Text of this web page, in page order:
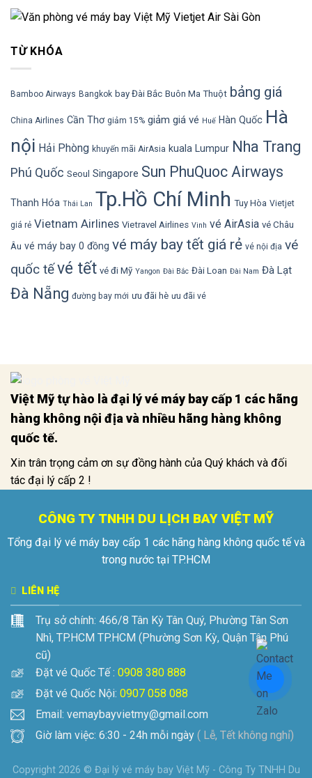
TỪ KHÓA
Bamboo Airways Bangkok bay Đài Bắc Buôn Ma Thuột bảng giá
China Airlines Cần Thơ giảm 15% giảm giá vé Huế Hàn Quốc Hà
nội Hải Phòng khuyến mãi AirAsia kuala Lumpur Nha Trang
Phú Quốc Seoul Singapore Sun PhuQuoc Airways
Thanh Hóa Thái Lan Tp.Hồ Chí Minh Tuy Hòa Vietjet
giá rẻ Vietnam Airlines Vietravel Airlines Vinh vé AirAsia vé Châu
Âu vé máy bay 0 đồng vé máy bay tết giá rẻ vé nội địa vé
quốc tếvé tết vé đi Mỹ Yangon Đài Bắc Đài Loan Đài Nam Đà Lạt
Đà Nẵng đường bay mới ưu đãi hè ưu đãi vé
Việt Mỹ tự hào là đại lý vé máy bay cấp 1 các hãng
hàng không nội địa và nhiều hãng hàng không
quốc tế.
Xin trân trọng cảm ơn sự đồng hành của Quý khách và đối
tác đại lý cấp 2 !
CÔNG TY TNHH DU LỊCH BAY VIỆT MỸ
Tổng đại lý vé máy bay cấp 1 các hãng hàng không quốc tế và
trong nước tại TP.HCM
LIÊN HỆ
Trụ sở chính: 466/8 Tân Kỳ Tân Quý, Phường Tân Sơn
Nhì, TP.HCM TP.HCM (Phường Sơn Kỳ, Quận Tân Phú
cũ)
Đặt vé Quốc Tế : 0908 380 888
Đặt vé Quốc Nội: 0907 058 088
Email: vemaybayvietmy@gmail.com
Giờ làm việc: 6:30 - 24h mỗi ngày ( Lễ, Tết không nghỉ)
Copyright 2026 © Đại lý vé máy bay Việt Mỹ - Công Ty TNHH Du